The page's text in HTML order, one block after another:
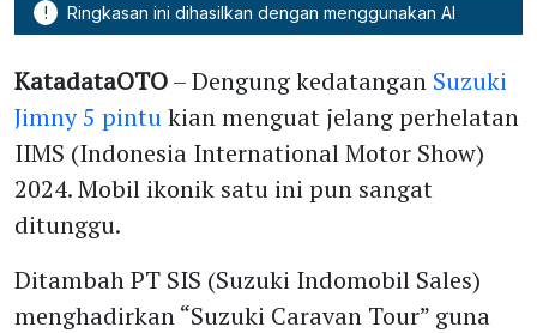
! Ringkasan ini dihasilkan dengan menggunakan AI
KatadataOTO– Dengung kedatangan Suzuki
Jimny 5 pintukian menguat jelang perhelatan
IIMS (Indonesia International Motor Show)
2024. Mobil ikonik satu ini pun sangat
ditunggu.
Ditambah PT SIS (Suzuki Indomobil Sales)
menghadirkan “Suzuki Caravan Tour” guna